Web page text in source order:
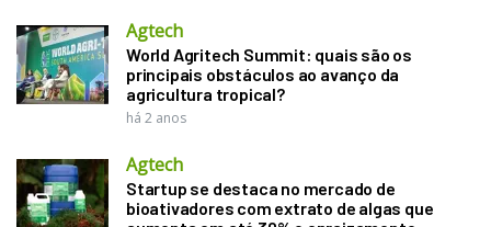
Agtech
World Agritech Summit: quais são os
principais obstáculos ao avanço da
agricultura tropical?
há 2 anos
Agtech
Startup se destaca no mercado de
bioativadores com extrato de algas que